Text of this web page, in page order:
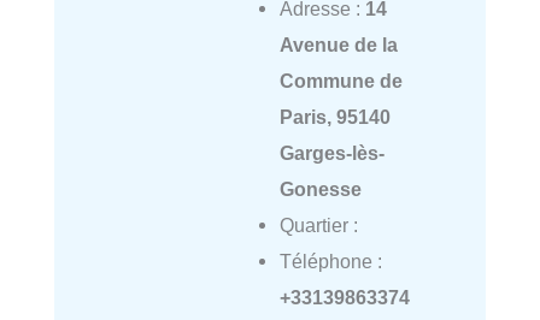
Adresse : 14
Avenue de la
Commune de
Paris, 95140
Garges-lès-
Gonesse
Quartier :
Téléphone :
+33139863374